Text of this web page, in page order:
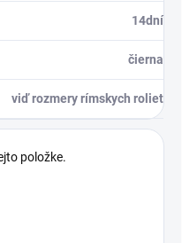
14dní
čierna
viď rozmery rímskych roliet
položke.